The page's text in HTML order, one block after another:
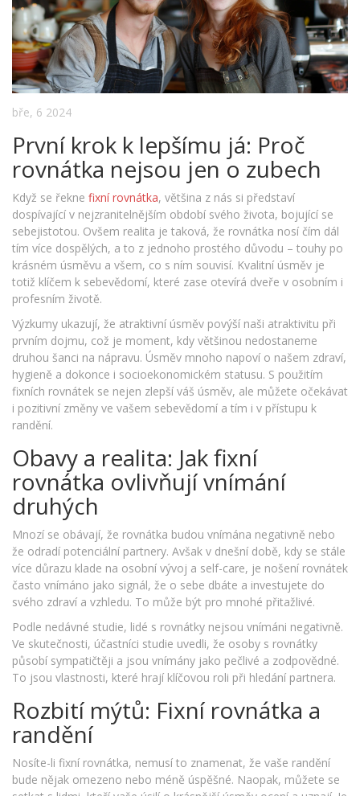
bře, 6 2024
První krok k lepšímu já: Proč
rovnátka nejsou jen o zubech
Když se řekne fixní rovnátka, většina z nás si představí
dospívající v nejzranitelnějším období svého života, bojující se
sebejistotou. Ovšem realita je taková, že rovnátka nosí čím dál
tím více dospělých, a to z jednoho prostého důvodu – touhy po
krásném úsměvu a všem, co s ním souvisí. Kvalitní úsměv je
totiž klíčem k sebevědomí, které zase otevírá dveře v osobním i
profesním životě.
Výzkumy ukazují, že atraktivní úsměv povýší naši atraktivitu při
prvním dojmu, což je moment, kdy většinou nedostaneme
druhou šanci na nápravu. Úsměv mnoho napoví o našem zdraví,
hygieně a dokonce i socioekonomickém statusu. S použitím
fixních rovnátek se nejen zlepší váš úsměv, ale můžete očekávat
i pozitivní změny ve vašem sebevědomí a tím i v přístupu k
randění.
Obavy a realita: Jak fixní
rovnátka ovlivňují vnímání
druhých
Mnozí se obávají, že rovnátka budou vnímána negativně nebo
že odradí potenciální partnery. Avšak v dnešní době, kdy se stále
více důrazu klade na osobní vývoj a self-care, je nošení rovnátek
často vnímáno jako signál, že o sebe dbáte a investujete do
svého zdraví a vzhledu. To může být pro mnohé přitažlivé.
Podle nedávné studie, lidé s rovnátky nejsou vnímáni negativně.
Ve skutečnosti, účastníci studie uvedli, že osoby s rovnátky
působí sympatičtěji a jsou vnímány jako pečlivé a zodpovědné.
To jsou vlastnosti, které hrají klíčovou roli při hledání partnera.
Rozbití mýtů: Fixní rovnátka a
randění
Nosíte-li fixní rovnátka, nemusí to znamenat, že vaše randění
bude nějak omezeno nebo méně úspěšné. Naopak, můžete se